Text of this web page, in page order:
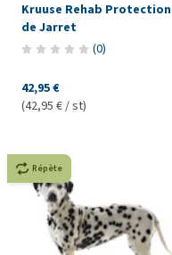
Kruuse Rehab Protection
de Jarret
(0)
42,95 €
(42,95 € / st)
Répète